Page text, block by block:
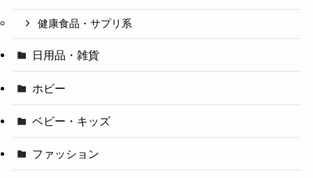
健康食品・サプリ系
日用品・雑貨
ホビー
ベビー・キッズ
ファッション